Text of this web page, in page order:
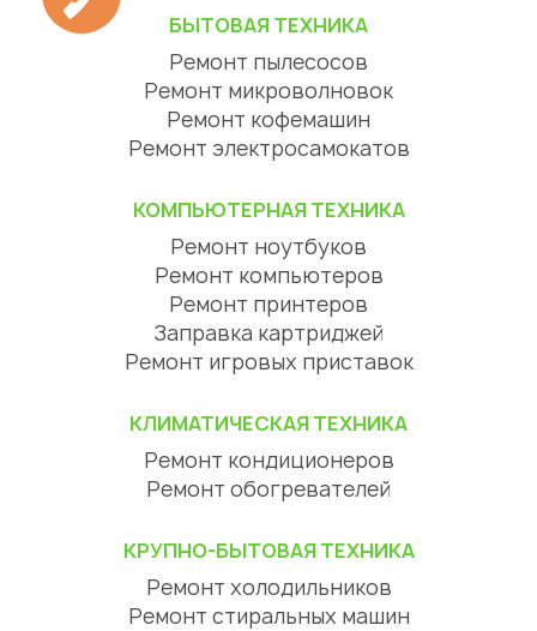
БЫТОВАЯ ТЕХНИКА
Ремонт пылесосов
Ремонт микроволновок
Ремонт кофемашин
Ремонт электросамокатов
КОМПЬЮТЕРНАЯ ТЕХНИКА
Ремонт ноутбуков
Ремонт компьютеров
Ремонт принтеров
Заправка картриджей
Ремонт игровых приставок
КЛИМАТИЧЕСКАЯ ТЕХНИКА
Ремонт кондиционеров
Ремонт обогревателей
КРУПНО-БЫТОВАЯ ТЕХНИКА
Ремонт холодильников
Ремонт стиральных машин